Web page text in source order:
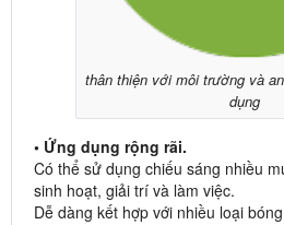
thân thiện với môi trường và
dụng
• Ứng dụng rộng rãi.
Có thể sử dụng chiếu sáng nhiều
sinh hoạt, giải trí và làm việc.
Dễ dàng kết hợp với nhiều loại